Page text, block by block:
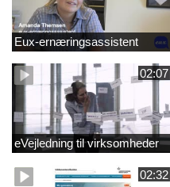
Eux-ernæringsassistent
02:07
eVejledning til virksomheder
02:32